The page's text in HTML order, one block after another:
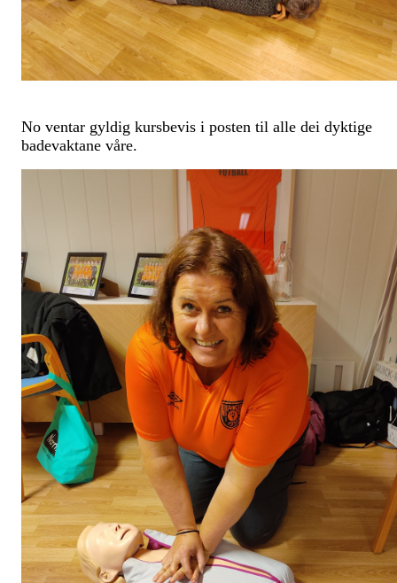
No ventar gyldig kursbevis i posten til alle dei dyktige
badevaktane våre.